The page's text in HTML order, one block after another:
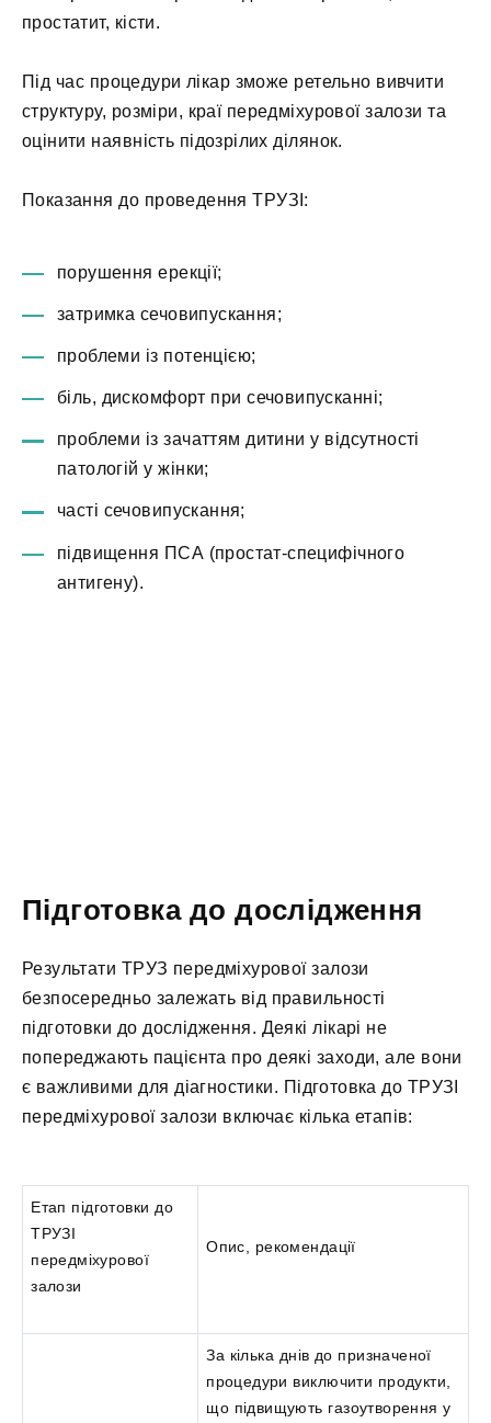
простатит, кісти.
Під час процедури лікар зможе ретельно вивчити
структуру, розміри, краї передміхурової залози та
оцінити наявність підозрілих ділянок.
Показання до проведення ТРУЗІ:
порушення ерекції;
затримка сечовипускання;
проблеми із потенцією;
біль, дискомфорт при сечовипусканні;
проблеми із зачаттям дитини у відсутності
патологій у жінки;
часті сечовипускання;
підвищення ПСА (простат-специфічного
антигену).
Підготовка до дослідження
Результати ТРУЗ передміхурової залози
безпосередньо залежать від правильності
підготовки до дослідження. Деякі лікарі не
попереджають пацієнта про деякі заходи, але вони
є важливими для діагностики. Підготовка до ТРУЗІ
передміхурової залози включає кілька етапів:
Етап підготовки до
ТРУЗІ
передміхурової
залози
Опис, рекомендації
За кілька днів до призначеної
процедури виключити продукти,
що підвищують газоутворення у